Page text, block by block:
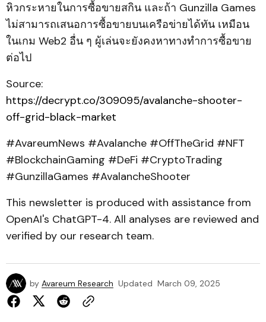
หิวกระหายในการซื้อขายสกิน และถ้า Gunzilla Games
ไม่สามารถเสนอการซื้อขายบนเครือข่ายได้ทัน เหมือน
ในเกม Web2 อื่น ๆ ผู้เล่นจะยังคงหาทางทำการซื้อขาย
ต่อไป
Source:
https://decrypt.co/309095/avalanche-shooter-
off-grid-black-market
#AvareumNews #Avalanche #OffTheGrid #NFT
#BlockchainGaming #DeFi #CryptoTrading
#GunzillaGames #AvalancheShooter
This newsletter is produced with assistance from
OpenAI's ChatGPT-4. All analyses are reviewed and
verified by our research team.
by Avareum Research Updated March 09, 2025